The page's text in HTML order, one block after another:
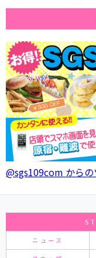
@sgs109com から
ニュース